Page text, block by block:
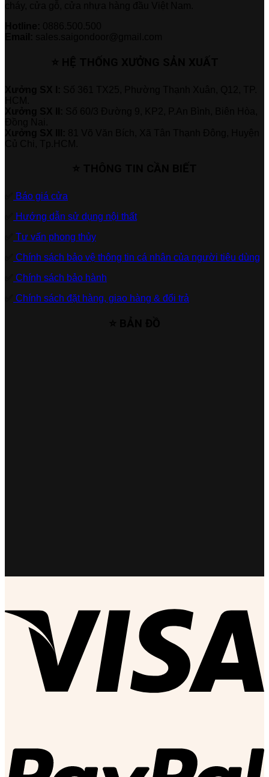
Báo giá cửa
Hướng dẫn sử dụng nội thất
Tư vấn phong thủy
Chính sách bảo vệ thông tin cá nhân của người tiêu dùng
Chính sách bảo hành
Chính sách đặt hàng, giao hàng & đổi trả